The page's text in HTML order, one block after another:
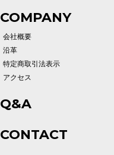
COMPANY
会社概要
沿革
特定商取引法表示
アクセス
Q&A
CONTACT